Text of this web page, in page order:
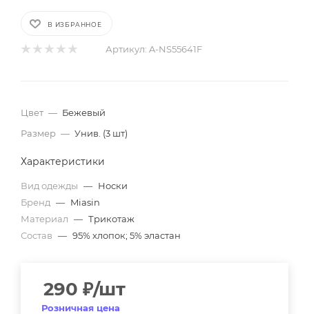
В ИЗБРАННОЕ
Артикул: A-NS55641F
Цвет — Бежевый
Размер — Унив. (3 шт)
Характеристики
Вид одежды — Носки
Бренд — Miasin
Материал — Трикотаж
Состав — 95% хлопок; 5% эластан
290 ₽/шт
Розничная цена